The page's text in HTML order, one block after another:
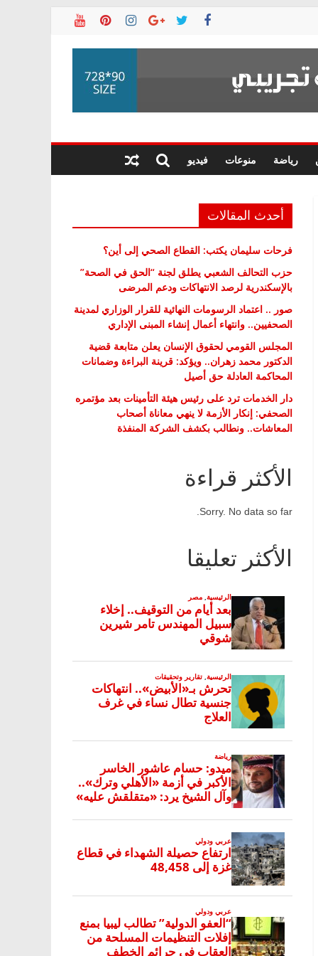
رياضة منوعات فيديو
أحدث المقالات
فرحات سليمان يكتب: القطاع الصحي إلى أين؟
حزب التحالف الشعبي يطلق لجنة “الحق في الصحة”
بالإسكندرية لرصد الانتهاكات ودعم المرضى
صور .. اعتماد الرسومات النهائية للقرار الوزاري لمدينة
الصحفيين.. وانتهاء أعمال إنشاء المبنى الإداري
المجلس القومي لحقوق الإنسان يعلن متابعة قضية
الدكتور محمد زهران.. ويؤكد: قرينة البراءة وضمانات
المحاكمة العادلة حق أصيل
دار الخدمات ترد على رئيس هيئة التأمينات بعد مؤتمره
الصحفي: إنكار الأزمة لا ينهي معاناة أصحاب
المعاشات.. ونطالب بكشف الشركة المنفذة
الأكثر قراءة
Sorry. No data so far.
الأكثر تعليقا